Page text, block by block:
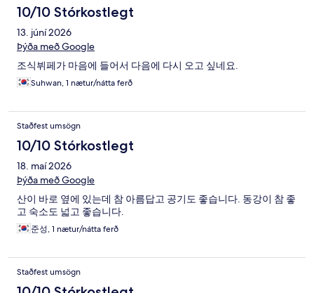
10/10 Stórkostlegt
13. júní 2026
Þýða með Google
조식뷔페가 마음에 들어서 다음에 다시 오고 싶네요.
Suhwan, 1 nætur/nátta ferð
Staðfest umsögn
10/10 Stórkostlegt
18. maí 2026
Þýða með Google
산이 바로 옆에 있는데 참 아름답고 공기도 좋습니다. 동강이 참 좋
고 숙소도 넓고 좋습니다.
준성, 1 nætur/nátta ferð
Staðfest umsögn